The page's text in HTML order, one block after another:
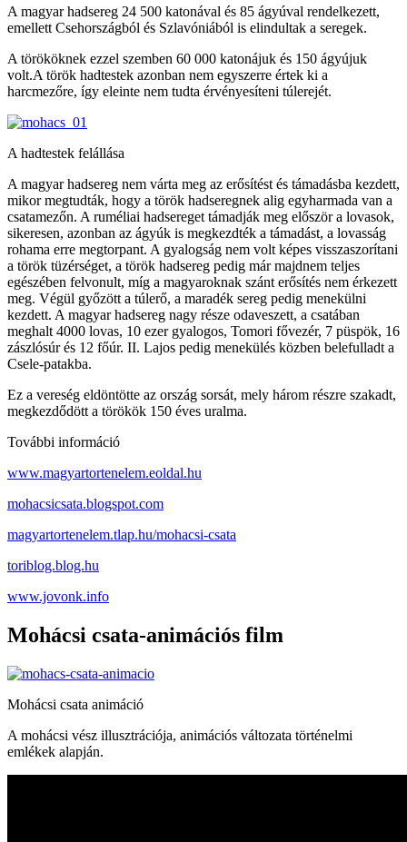
A magyar hadsereg 24 500 katonával és 85 ágyúval rendelkezett,
emellett Csehországból és Szlavóniából is elindultak a seregek.
A törököknek ezzel szemben 60 000 katonájuk és 150 ágyújuk
volt.A török hadtestek azonban nem egyszerre értek ki a
harcmezőre, így eleinte nem tudta érvényesíteni túlerejét.
A hadtestek felállása
A magyar hadsereg nem várta meg az erősítést és támadásba kezdett,
mikor megtudták, hogy a török hadseregnek alig egyharmada van a
csatamezőn. A ruméliai hadsereget támadják meg először a lovasok,
sikeresen, azonban az ágyúk is megkezdték a támadást, a lovasság
rohama erre megtorpant. A gyalogság nem volt képes visszaszorítani
a török tüzérséget, a török hadsereg pedig már majdnem teljes
egészében felvonult, míg a magyaroknak szánt erősítés nem érkezett
meg. Végül győzött a túlerő, a maradék sereg pedig menekülni
kezdett. A magyar hadsereg nagy része odaveszett, a csatában
meghalt 4000 lovas, 10 ezer gyalogos, Tomori fővezér, 7 püspök, 16
zászlósúr és 12 főúr. II. Lajos pedig menekülés közben belefulladt a
Csele-patakba.
Ez a vereség eldöntötte az ország sorsát, mely három részre szakadt,
megkezdődött a törökök 150 éves uralma.
További információ
www.magyartortenelem.eoldal.hu
mohacsicsata.blogspot.com
magyartortenelem.tlap.hu/mohacsi-csata
toriblog.blog.hu
www.jovonk.info
Mohácsi csata-animációs film
Mohácsi csata animáció
A mohácsi vész illusztrációja, animációs változata történelmi
emlékek alapján.